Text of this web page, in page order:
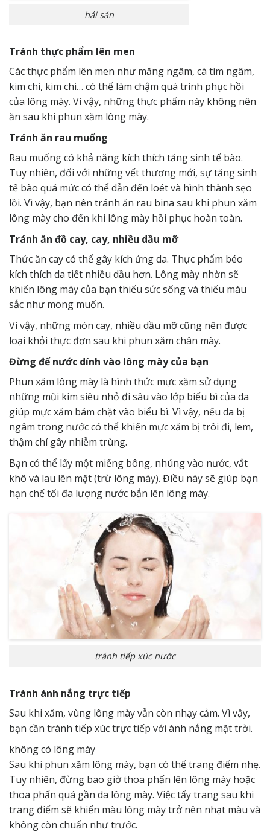
hải sản
Tránh thực phẩm lên men
Các thực phẩm lên men như măng ngâm, cà tím ngâm,
kim chi, kim chi… có thể làm chậm quá trình phục hồi
của lông mày. Vì vậy, những thực phẩm này không nên
ăn sau khi phun xăm lông mày.
Tránh ăn rau muống
Rau muống có khả năng kích thích tăng sinh tế bào.
Tuy nhiên, đối với những vết thương mới, sự tăng sinh
tế bào quá mức có thể dẫn đến loét và hình thành sẹo
lồi. Vì vậy, bạn nên tránh ăn rau bina sau khi phun xăm
lông mày cho đến khi lông mày hồi phục hoàn toàn.
Tránh ăn đồ cay, cay, nhiều dầu mỡ
Thức ăn cay có thể gây kích ứng da. Thực phẩm béo
kích thích da tiết nhiều dầu hơn. Lông mày nhờn sẽ
khiến lông mày của bạn thiếu sức sống và thiếu màu
sắc như mong muốn.
Vì vậy, những món cay, nhiều dầu mỡ cũng nên được
loại khỏi thực đơn sau khi phun xăm chân mày.
Đừng để nước dính vào lông mày của bạn
Phun xăm lông mày là hình thức mực xăm sử dụng
những mũi kim siêu nhỏ đi sâu vào lớp biểu bì của da
giúp mực xăm bám chặt vào biểu bì. Vì vậy, nếu da bị
ngâm trong nước có thể khiến mực xăm bị trôi đi, lem,
thậm chí gây nhiễm trùng.
Bạn có thể lấy một miếng bông, nhúng vào nước, vắt
khô và lau lên mặt (trừ lông mày). Điều này sẽ giúp bạn
hạn chế tối đa lượng nước bắn lên lông mày.
tránh tiếp xúc nước
Tránh ánh nắng trực tiếp
Sau khi xăm, vùng lông mày vẫn còn nhạy cảm. Vì vậy,
bạn cần tránh tiếp xúc trực tiếp với ánh nắng mặt trời.
không có lông mày
Sau khi phun xăm lông mày, bạn có thể trang điểm nhẹ.
Tuy nhiên, đừng bao giờ thoa phấn lên lông mày hoặc
thoa phấn quá gần da lông mày. Việc tẩy trang sau khi
trang điểm sẽ khiến màu lông mày trở nên nhạt màu và
không còn chuẩn như trước.